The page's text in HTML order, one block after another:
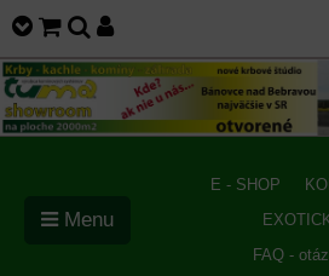
E - SHOP
FAQ -
Menu